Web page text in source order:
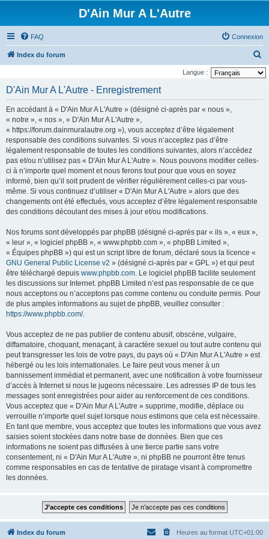
D'Ain Mur A L'Autre
FAQ Connexion
Index du forum
e
Langue :
D'Ain Mur A L'Autre - Enregistrement
En accédant à « D'Ain Mur A L'Autre » (désigné ci-après par « nous »,
« notre », « nos », « D'Ain Mur A L'Autre »,
« https://forum.dainmuralautre.org »), vous acceptez d’être légalement
responsable des conditions suivantes. Si vous n’acceptez pas d’être
légalement responsable de toutes les conditions suivantes, alors n’accédez
pas et/ou n’utilisez pas « D'Ain Mur A L'Autre ». Nous pouvons modifier celles-
ci à n’importe quel moment et nous ferons tout pour que vous en soyez
informé, bien qu’il soit prudent de vérifier régulièrement celles-ci par vous-
même. Si vous continuez d’utiliser « D'Ain Mur A L'Autre » alors que des
changements ont été effectués, vous acceptez d’être légalement responsable
des conditions découlant des mises à jour et/ou modifications.
Nos forums sont développés par phpBB (désigné ci-après par « ils », « eux »,
« leur », « logiciel phpBB », « www.phpbb.com », « phpBB Limited »,
« Équipes phpBB ») qui est un script libre de forum, déclaré sous la licence «
GNU General Public License v2 » (désigné ci-après par « GPL ») et qui peut
être téléchargé depuis www.phpbb.com. Le logiciel phpBB facilite seulement
les discussions sur Internet. phpBB Limited n’est pas responsable de ce que
nous acceptons ou n’acceptons pas comme contenu ou conduite permis. Pour
de plus amples informations au sujet de phpBB, veuillez consulter :
https://www.phpbb.com/.
Vous acceptez de ne pas publier de contenu abusif, obscène, vulgaire,
diffamatoire, choquant, menaçant, à caractère sexuel ou tout autre contenu qui
peut transgresser les lois de votre pays, du pays où « D'Ain Mur A L'Autre » est
hébergé ou les lois internationales. Le faire peut vous mener à un
bannissement immédiat et permanent, avec une notification à votre fournisseur
d’accès à Internet si nous le jugeons nécessaire. Les adresses IP de tous les
messages sont enregistrées pour aider au renforcement de ces conditions.
Vous acceptez que « D'Ain Mur A L'Autre » supprime, modifie, déplace ou
verrouille n’importe quel sujet lorsque nous estimons que cela est nécessaire.
En tant que membre, vous acceptez que toutes les informations que vous avez
saisies soient stockées dans notre base de données. Bien que ces
informations ne soient pas diffusées à une tierce partie sans votre
consentement, ni « D'Ain Mur A L'Autre », ni phpBB ne pourront être tenus
comme responsables en cas de tentative de piratage visant à compromettre
les données.
Index du forum Heures au format UTC+01:00